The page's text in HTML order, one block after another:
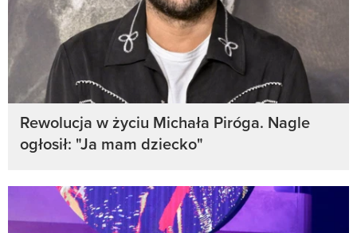
Rewolucja w życiu Michała Piróga. Nagle
ogłosił: "Ja mam dziecko"